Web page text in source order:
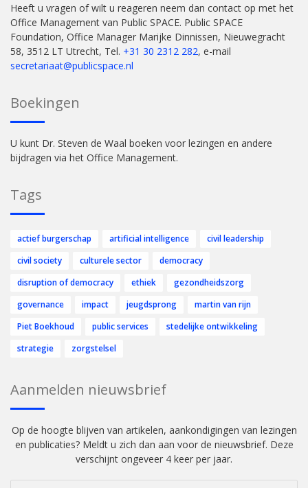
Heeft u vragen of wilt u reageren neem dan contact op met het
Office Management van Public SPACE. Public SPACE
Foundation, Office Manager Marijke Dinnissen, Nieuwegracht
58, 3512 LT Utrecht, Tel. +31 30 2312 282, e-mail
secretariaat@publicspace.nl
Boekingen
U kunt Dr. Steven de Waal boeken voor lezingen en andere
bijdragen via het Office Management.
Tags
actief burgerschap artificial intelligence
civil leadership
civil society
culturele sector
democracy
disruption of democracy
ethiek
gezondheidszorg
governance
impact jeugdsprong
martin van rijn
Piet Boekhoud
public services
stedelijke ontwikkeling
strategie
zorgstelsel
Aanmelden nieuwsbrief
Op de hoogte blijven van artikelen, aankondigingen van lezingen
en publicaties? Meldt u zich dan aan voor de nieuwsbrief. Deze
verschijnt ongeveer 4 keer per jaar.